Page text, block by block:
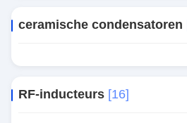
ceramische condensatoren
RF-inducteurs [16]